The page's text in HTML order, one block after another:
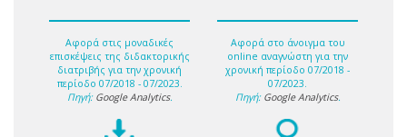
Αφορά στις μοναδικές
επισκέψεις της διδακτορικής
διατριβής για την χρονική
περίοδο 07/2018 - 07/2023.
Πηγή: Google Analytics.
Αφορά στο άνοιγμα του
online αναγνώστη για την
χρονική περίοδο 07/2018 -
07/2023.
Πηγή: Google Analytics.